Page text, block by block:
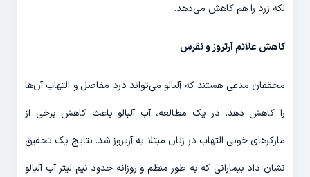
لکه زرد را هم کاهش می‌دهد.
کاهش علائم آرتروز و نقرس
محققان مدعی هستند که آلبالو می‌تواند درد مفاصل و التهاب آن‌ها
را کاهش دهد. در یک مطالعه، آب آلبالو باعث کاهش برخی از
مارکرهای خونی التهاب در زنان مبتلا به آرتروز شد. نتایج یک تحقیق
نشان داد بیمارانی که به طور منظم و روزانه حدود نیم لیتر آب آلبالو